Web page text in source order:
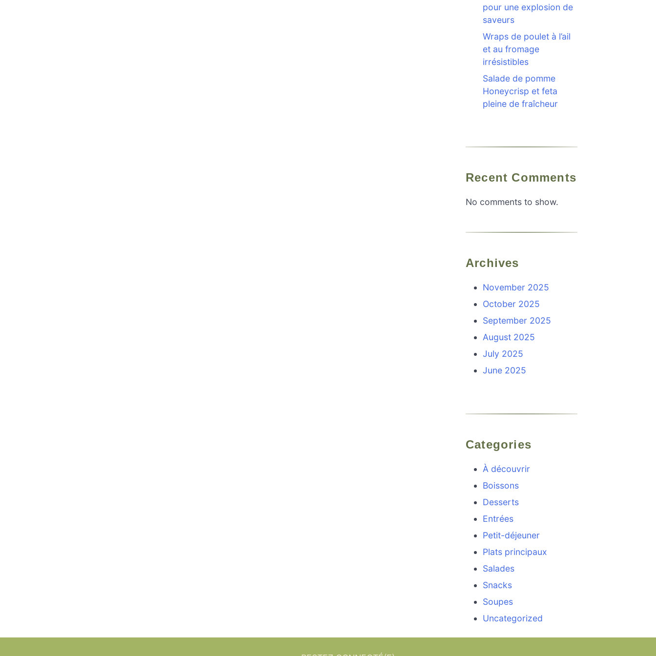
pour une explosion de
saveurs
Wraps de poulet à l’ail
et au fromage
irrésistibles
Salade de pomme
Honeycrisp et feta
pleine de fraîcheur
Recent Comments
No comments to show.
Archives
November 2025
October 2025
September 2025
August 2025
July 2025
June 2025
Categories
À découvrir
Boissons
Desserts
Entrées
Petit-déjeuner
Plats principaux
Salades
Snacks
Soupes
Uncategorized